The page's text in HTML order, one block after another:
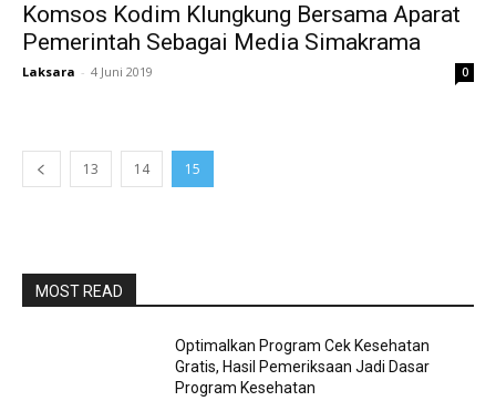
Komsos Kodim Klungkung Bersama Aparat
Pemerintah Sebagai Media Simakrama
Laksara - 4 Juni 2019 0
13 14 15
MOST READ
Optimalkan Program Cek Kesehatan
Gratis, Hasil Pemeriksaan Jadi Dasar
Program Kesehatan